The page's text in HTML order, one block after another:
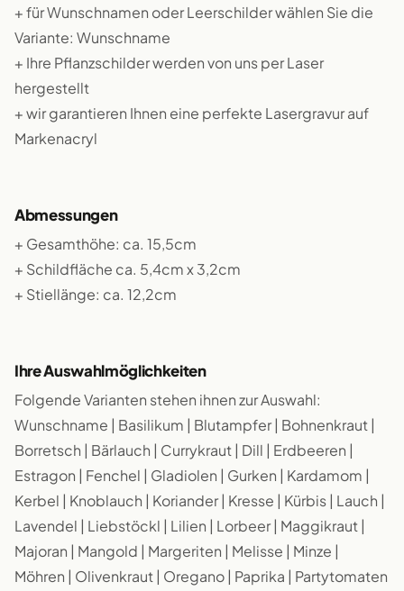
+ für Wunschnamen oder Leerschilder wählen Sie die
Variante: Wunschname
+ Ihre Pflanzschilder werden von uns per Laser
hergestellt
+ wir garantieren Ihnen eine perfekte Lasergravur auf
Markenacryl
Abmessungen
+ Gesamthöhe: ca. 15,5cm
+ Schildfläche ca. 5,4cm x 3,2cm
+ Stiellänge: ca. 12,2cm
Ihre Auswahlmöglichkeiten
Folgende Varianten stehen ihnen zur Auswahl:
Wunschname | Basilikum | Blutampfer | Bohnenkraut |
Borretsch | Bärlauch | Currykraut | Dill | Erdbeeren |
Estragon | Fenchel | Gladiolen | Gurken | Kardamom |
Kerbel | Knoblauch | Koriander | Kresse | Kürbis | Lauch |
Lavendel | Liebstöckl | Lilien | Lorbeer | Maggikraut |
Majoran | Mangold | Margeriten | Melisse | Minze |
Möhren | Olivenkraut | Oregano | Paprika | Partytomaten